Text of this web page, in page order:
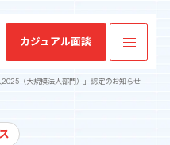
カジュアル面談
2025（大規模法人部門）」認定のお知らせ